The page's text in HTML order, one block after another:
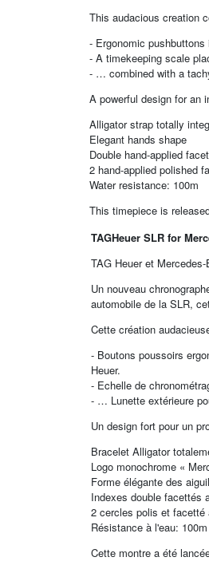
This audacious creation
- Ergonomic
- A timekeeping scale
- … combined with a
A powerful design for an
Alligator strap totally
Elegant hands shape
Double hand-applied
2 hand-applied polished
Water resistance: 100m
This timepiece is
TAGHeuer SLR for
TAG Heuer et
Un nouveau
automobile de la SLR,
Cette création
- Boutons poussoirs
Heuer.
- Echelle de
- … Lunette extérieure
Un design fort pour un
Bracelet Alligator
Logo monochrome «
Forme élégante des
Indexes double facettés
2 cercles polis et facetté
Résistance à l'eau: 100m
Cette montre a été